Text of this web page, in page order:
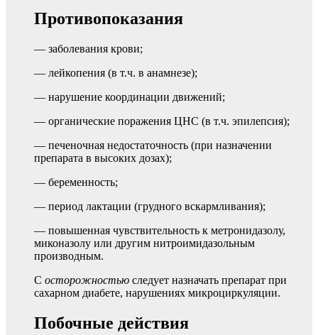
Противопоказания
— заболевания крови;
— лейкопения (в т.ч. в анамнезе);
— нарушение координации движений;
— органические поражения ЦНС (в т.ч. эпилепсия);
— печеночная недостаточность (при назначении
препарата в высоких дозах);
— беременность;
— период лактации (грудного вскармливания);
— повышенная чувствительность к метронидазолу,
миконазолу или другим нитроимидазольным
производным.
С осторожностью следует назначать препарат при
сахарном диабете, нарушениях микроциркуляции.
Побочные действия